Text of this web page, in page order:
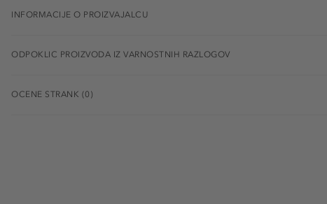
INFORMACIJE O PROIZVAJALCU
ODPOKLIC PROIZVODA IZ VARNOSTNIH RAZLOGOV
OCENE STRANK (0)